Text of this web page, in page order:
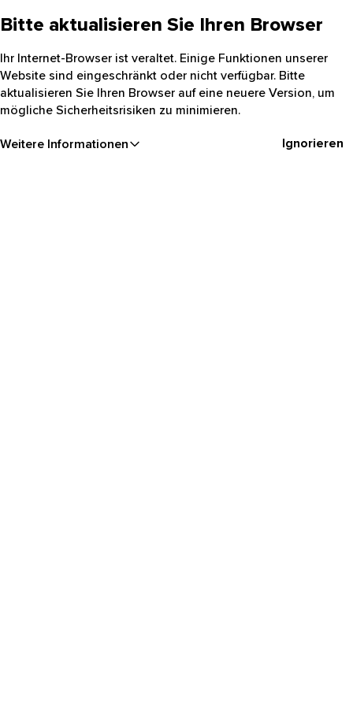
Bitte aktualisieren Sie Ihren Browser
Ihr Internet-Browser ist veraltet. Einige Funktionen unserer
Website sind eingeschränkt oder nicht verfügbar. Bitte
aktualisieren Sie Ihren Browser auf eine neuere Version, um
mögliche Sicherheitsrisiken zu minimieren.
Weitere Informationen Ignorieren